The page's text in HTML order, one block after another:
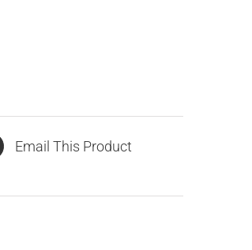
Email This Product